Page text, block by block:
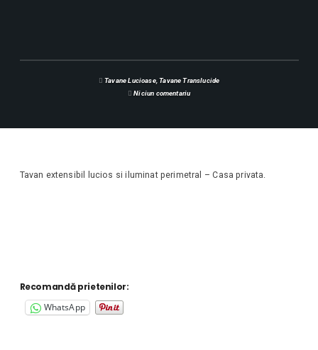
Tavane Lucioase,Tavane Translucide
Niciun comentariu
Tavan extensibil lucios si iluminat perimetral – Casa privata.
Recomandă prietenilor:
WhatsApp